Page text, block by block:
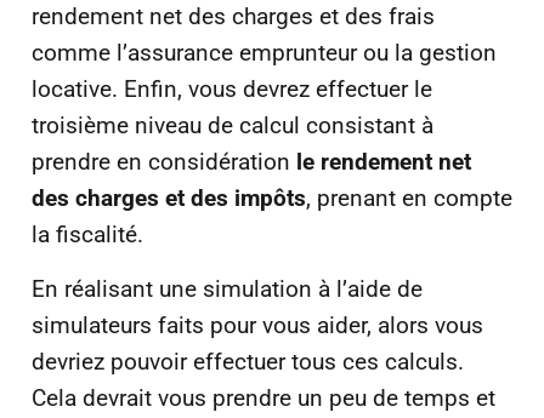
rendement net des charges et des frais
comme l’assurance emprunteur ou la gestion
locative. Enfin, vous devrez effectuer le
troisième niveau de calcul consistant à
prendre en considération le rendement net
des charges et des impôts, prenant en compte
la fiscalité.
En réalisant une simulation à l’aide de
simulateurs faits pour vous aider, alors vous
devriez pouvoir effectuer tous ces calculs.
Cela devrait vous prendre un peu de temps et